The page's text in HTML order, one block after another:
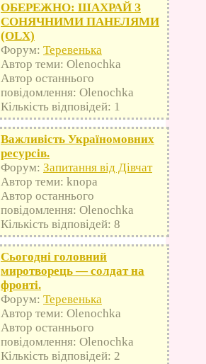
ОБЕРЕЖНО: ШАХРАЙ З
СОНЯЧНИМИ ПАНЕЛЯМИ
(OLX)
Форум: Теревенька
Автор теми: Olenochka
Автор останнього
повідомлення: Olenochka
Кількість відповідей: 1
Важливість Україномовних
ресурсів.
Форум: Запитання від Дівчат
Автор теми: knopa
Автор останнього
повідомлення: Olenochka
Кількість відповідей: 8
Сьогодні головний
миротворець — солдат на
фронті.
Форум: Теревенька
Автор теми: Olenochka
Автор останнього
повідомлення: Olenochka
Кількість відповідей: 2